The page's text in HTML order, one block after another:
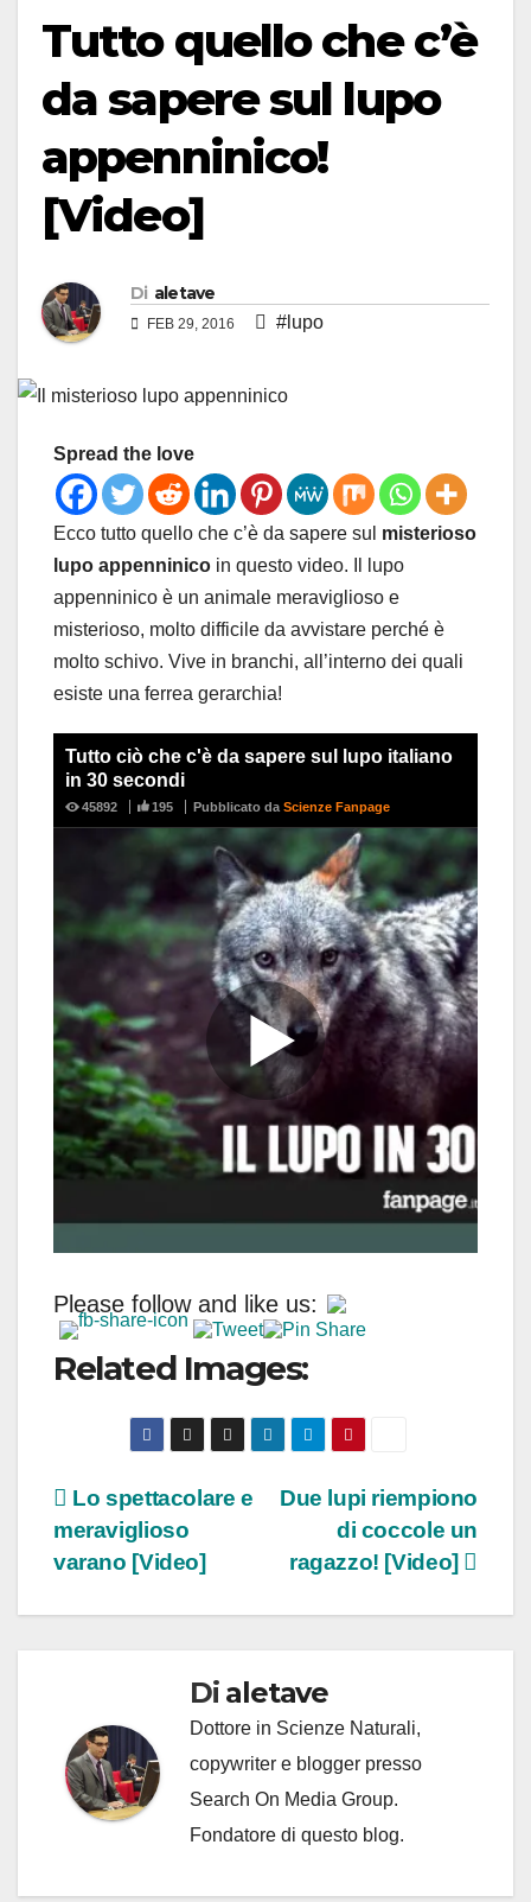
Tutto quello che c’è
da sapere sul lupo
appenninico!
[Video]
Di aletave
FEB 29, 2016 #lupo
Spread the love
Ecco tutto quello che c’è da sapere sul misterioso
lupo appenninico in questo video. Il lupo
appenninico è un animale meraviglioso e
misterioso, molto difficile da avvistare perché è
molto schivo. Vive in branchi, all’interno dei quali
esiste una ferrea gerarchia!
Please follow and like us:
Related Images:
Navigazione
articoli
Due lupi riempiono
di coccole un
ragazzo! [Video]
Lo spettacolare e
meraviglioso
varano [Video]
Di aletave
Dottore in Scienze Naturali,
copywriter e blogger presso
Search On Media Group.
Fondatore di questo blog.